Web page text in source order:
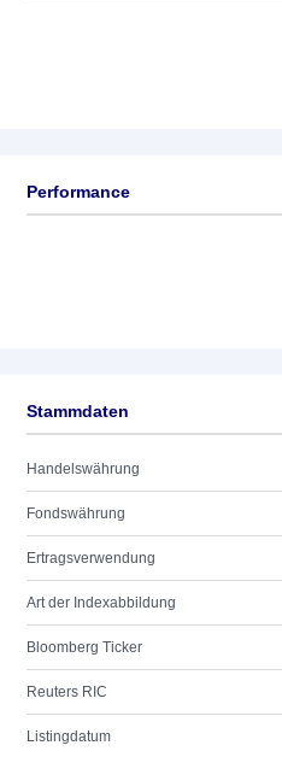
Performance
Stammdaten
Handelswährung
Fondswährung
Ertragsverwendung
Art der Indexabbildung
Bloomberg Ticker
Reuters RIC
Listingdatum